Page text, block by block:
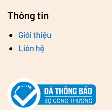
Thông tin
Giới thiệu
Liên hệ